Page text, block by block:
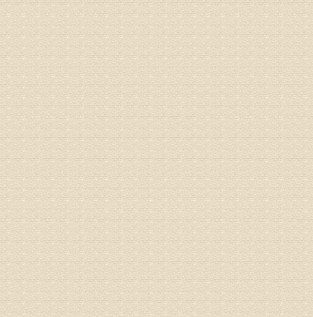
物灌注
由于你
来院就
病情描
由于来
病情描
专家回
液，同